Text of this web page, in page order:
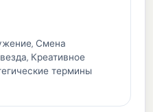
Смена
Креативное
термины